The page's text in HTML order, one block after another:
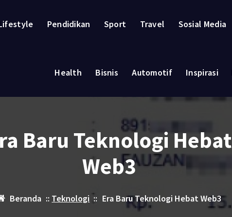
Pendidikan Sport Travel Sosial Media
Health Bisnis Automotif Inspirasi
Baru Teknologi Hebat
Web3
Beranda :: Teknologi :: Era Baru Teknologi Hebat Web3